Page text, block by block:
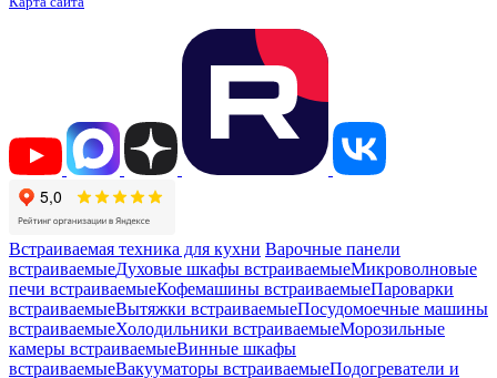
Встраиваемая техника для кухни Варочные панели
встраиваемыеДуховые шкафы встраиваемыеМикроволновые
печи встраиваемыеКофемашины встраиваемыеПароварки
встраиваемыеВытяжки встраиваемыеПосудомоечные машины
встраиваемыеХолодильники встраиваемыеМорозильные
камеры встраиваемыеВинные шкафы
встраиваемыеВакууматоры встраиваемыеПодогреватели и